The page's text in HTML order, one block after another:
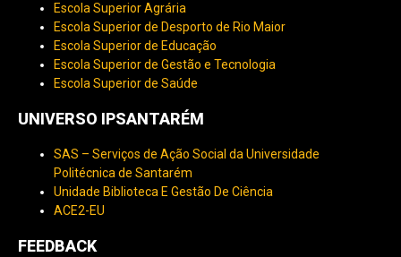
Escola Superior Agrária
Escola Superior de Desporto de Rio Maior
Escola Superior de Educação
Escola Superior de Gestão e Tecnologia
Escola Superior de Saúde
UNIVERSO IPSANTARÉM
SAS – Serviços de Ação Social da Universidade
Politécnica de Santarém
Unidade Biblioteca E Gestão De Ciência
ACE2-EU
FEEDBACK